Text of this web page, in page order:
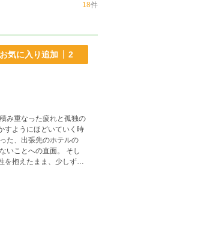
18件
お気に入り追加 2
み重なった疲れと孤独の
た、出張先のホテルの
いことへの直面。 そし
リーズ。